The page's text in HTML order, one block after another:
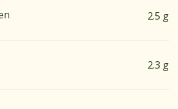
2.5 g
2.3 g